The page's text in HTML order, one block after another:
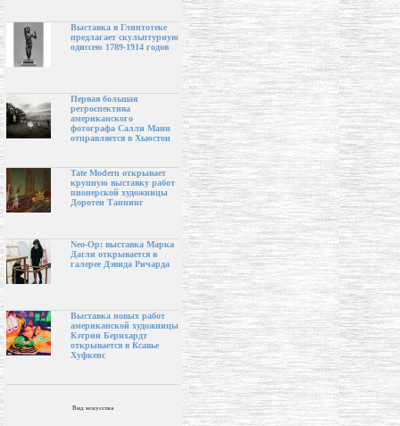
Выставка в Глиптотеке
предлагает скульптурную
одиссею 1789-1914 годов
Первая большая
ретроспектива
американского
фотографа Салли Манн
отправляется в Хьюстон
Tate Modern открывает
крупную выставку работ
пионерской художницы
Доротеи Таннинг
Neo-Op: выставка Марка
Дагли открывается в
галерее Дэвида Ричарда
Выставка новых работ
американской художницы
Кэтрин Бернхардт
открывается в Ксавье
Хуфкенс
Вид искусства